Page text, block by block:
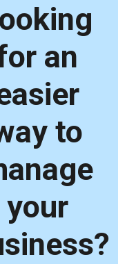
an
to
your